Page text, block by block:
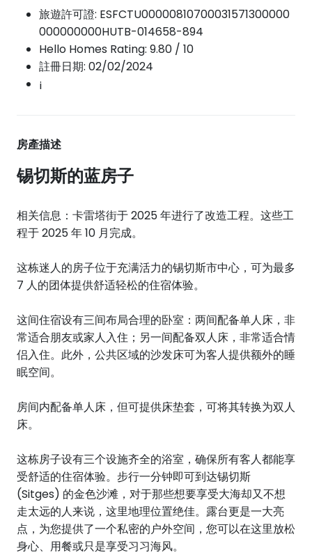
旅遊許可證: ESFCTU00000810700031571300000
000000000HUTB-014658-894
Hello Homes Rating: 9.80 / 10
註冊日期: 02/02/2024
¡
房產描述
锡切斯的蓝房子
相关信息：卡雷塔街于 2025 年进行了改造工程。这些工
程于 2025 年 10 月完成。
这栋迷人的房子位于充满活力的锡切斯市中心，可为最多
7 人的团体提供舒适轻松的住宿体验。
这间住宿设有三间布局合理的卧室：两间配备单人床，非
常适合朋友或家人入住；另一间配备双人床，非常适合情
侣入住。此外，公共区域的沙发床可为客人提供额外的睡
眠空间。
房间内配备单人床，但可提供床垫套，可将其转换为双人
床。
这栋房子设有三个设施齐全的浴室，确保所有客人都能享
受舒适的住宿体验。步行一分钟即可到达锡切斯
(Sitges) 的金色沙滩，对于那些想要享受大海却又不想
走太远的人来说，这里地理位置绝佳。露台更是一大亮
点，为您提供了一个私密的户外空间，您可以在这里放松
身心、用餐或只是享受习习海风。